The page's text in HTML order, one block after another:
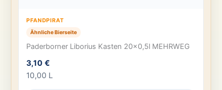
PFANDPIRAT
Ähnliche Bierseite
Paderborner Liborius Kasten 20×0,5l MEHRWEG
3,10 €
10,00 L